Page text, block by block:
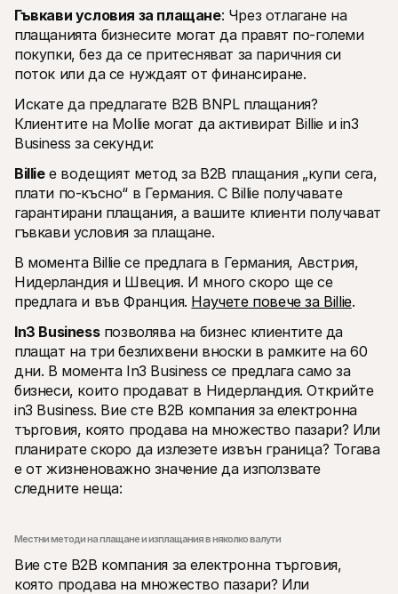
Гъвкави условия за плащане: Чрез отлагане на
плащанията бизнесите могат да правят по-големи
покупки, без да се притесняват за паричния си
поток или да се нуждаят от финансиране.
Искате да предлагате B2B BNPL плащания?
Клиентите на Mollie могат да активират Billie и in3
Business за секунди:
Billie е водещият метод за B2B плащания „купи сега,
плати по-късно“ в Германия. С Billie получавате
гарантирани плащания, а вашите клиенти получават
гъвкави условия за плащане.
В момента Billie се предлага в Германия, Австрия,
Нидерландия и Швеция. И много скоро ще се
предлага и във Франция. Научете повече за Billie.
In3 Business позволява на бизнес клиентите да
плащат на три безлихвени вноски в рамките на 60
дни. В момента In3 Business се предлага само за
бизнеси, които продават в Нидерландия. Открийте
in3 Business. Вие сте B2B компания за електронна
търговия, която продава на множество пазари? Или
планирате скоро да излезете извън граница? Тогава
е от жизненоважно значение да използвате
следните неща:
Местни методи на плащане и изплащания в няколко валути
Вие сте B2B компания за електронна търговия,
която продава на множество пазари? Или